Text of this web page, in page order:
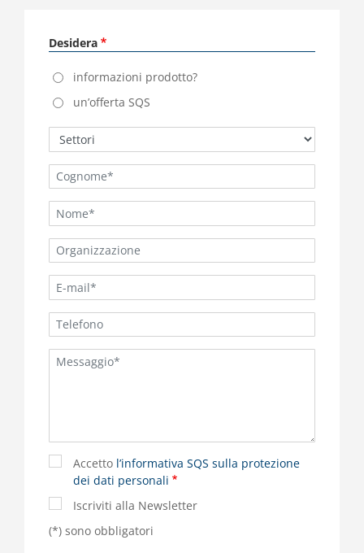
Desidera
informazioni prodotto?
un’offerta SQS
Accetto l’informativa SQS sulla protezione
dei dati personali
Iscriviti alla Newsletter
(*) sono obbligatori